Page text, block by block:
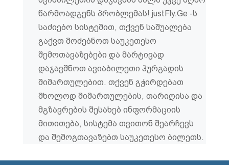
წარმოადგენს პრობლემას! justFly.Ge -ს
საძიებო სისტემით, თქვენ საშუალება
გაქვთ მოძებნოთ საუკეთესო
შემოთავაზებები და მარტივად
დაჯავშნოთ ავიაბილეთი ჰურგადის
მიმართულებით. თქვენ გჭირდებათ
მხოლოდ მიმართულების, თარიღისა და
მგზავრების შესახებ ინფორმაციის
მითითება, სისტემა თვითონ შეარჩევს
და შემოგთავაზებთ საუკეთესო ბილეთს.